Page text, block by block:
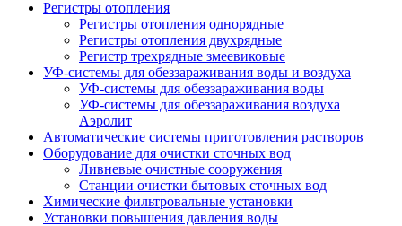
Регистры отопления
Регистры отопления однорядные
Регистры отопления двухрядные
Регистр трехрядные змеевиковые
УФ-системы для обеззараживания воды и воздуха
УФ-системы для обеззараживания воды
УФ-системы для обеззараживания воздуха
Аэролит
Автоматические системы приготовления растворов
Оборудование для очистки сточных вод
Ливневые очистные сооружения
Станции очистки бытовых сточных вод
Химические фильтровальные установки
Установки повышения давления воды